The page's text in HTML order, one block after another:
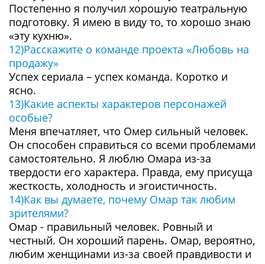
Постепенно я получил хорошую театральную
подготовку. Я имею в виду то, то хорошо знаю
«эту кухню».
12)Расскажите о команде проекта «Любовь на
продажу»
Успех сериала – успех команда. Коротко и
ясно.
13)Какие аспекты характеров персонажей
особые?
Меня впечатляет, что Омер сильный человек.
Он способен справиться со всеми проблемами
самостоятельно. Я люблю Омара из-за
твердости его характера. Правда, ему присуща
жесткость, холодность и эгоистичность.
14)Как вы думаете, почему Омар так любим
зрителями?
Омар - правильный человек. Ровный и
честный. Он хороший парень. Омар, вероятно,
любим женщинами из-за своей правдивости и